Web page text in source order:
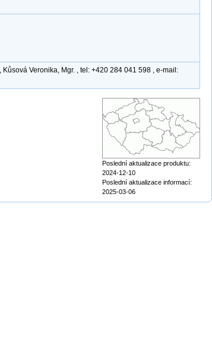
Veronika, Mgr. , tel: +420 284 041 598 , e-mail:
Poslední aktualizace produktu:
2024-12-10
Poslední aktualizace informací:
2025-03-06